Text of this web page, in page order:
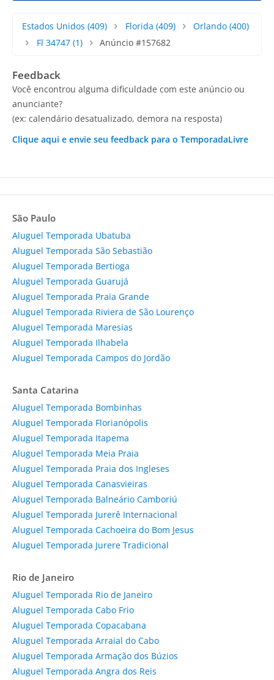
Estados Unidos (409) Florida (409) Orlando (400)
Fl 34747(1) Anúncio #157682
Feedback
Você encontrou alguma dificuldade com este anúncio ou
anunciante?
(ex: calendário desatualizado, demora na resposta)
Clique aqui e envie seu feedback para o TemporadaLivre
São Paulo
Aluguel Temporada Ubatuba
Aluguel Temporada São Sebastião
Aluguel Temporada Bertioga
Aluguel Temporada Guarujá
Aluguel Temporada Praia Grande
Aluguel Temporada Riviera de São Lourenço
Aluguel Temporada Maresias
Aluguel Temporada Ilhabela
Aluguel Temporada Campos do Jordão
Santa Catarina
Aluguel Temporada Bombinhas
Aluguel Temporada Florianópolis
Aluguel Temporada Itapema
Aluguel Temporada Meia Praia
Aluguel Temporada Praia dos Ingleses
Aluguel Temporada Canasvieiras
Aluguel Temporada Balneário Camboriú
Aluguel Temporada Jurerê Internacional
Aluguel Temporada Cachoeira do Bom Jesus
Aluguel Temporada Jurere Tradicional
Rio de Janeiro
Aluguel Temporada Rio de Janeiro
Aluguel Temporada Cabo Frio
Aluguel Temporada Copacabana
Aluguel Temporada Arraial do Cabo
Aluguel Temporada Armação dos Búzios
Aluguel Temporada Angra dos Reis